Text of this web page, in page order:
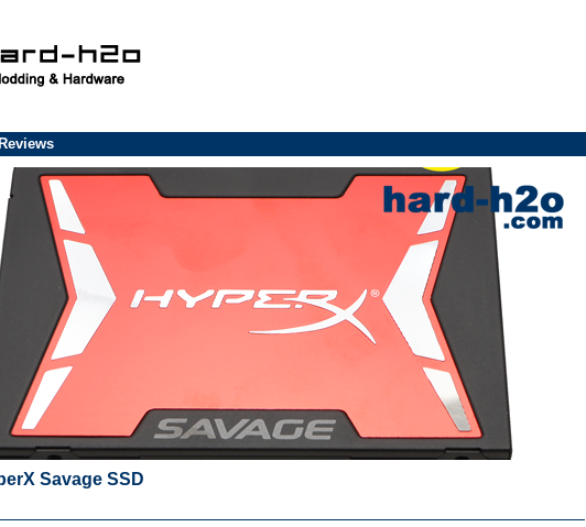
Reviews
Savage SSD